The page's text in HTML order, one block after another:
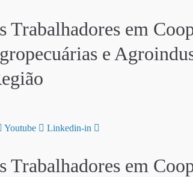
Trabalhadores em
e
Youtube Linkedin-in
Trabalhadores em